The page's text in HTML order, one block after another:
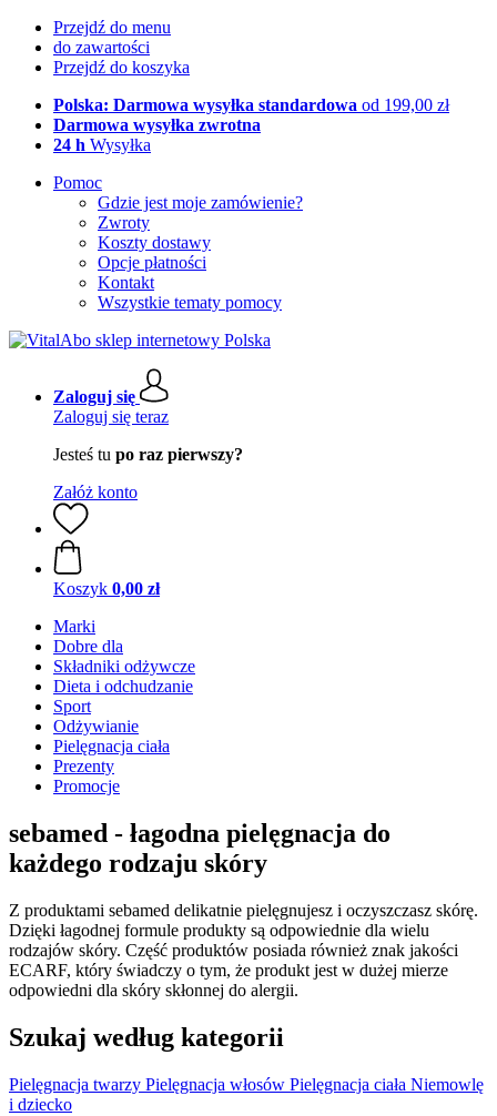
Przejdź do menu
do zawartości
Przejdź do koszyka
Polska: Darmowa wysyłka standardowa od 199,00 zł
Darmowa wysyłka zwrotna
24 h Wysyłka
Pomoc
Gdzie jest moje zamówienie?
Zwroty
Koszty dostawy
Opcje płatności
Kontakt
Wszystkie tematy pomocy
Zaloguj się
Zaloguj się teraz
Jesteś tu po raz pierwszy?
Załóż konto
Koszyk 0,00 zł
Marki
Dobre dla
Składniki odżywcze
Dieta i odchudzanie
Sport
Odżywianie
Pielęgnacja ciała
Prezenty
Promocje
sebamed - łagodna pielęgnacja do
każdego rodzaju skóry
Z produktami sebamed delikatnie pielęgnujesz i oczyszczasz skórę.
Dzięki łagodnej formule produkty są odpowiednie dla wielu
rodzajów skóry. Część produktów posiada również znak jakości
ECARF, który świadczy o tym, że produkt jest w dużej mierze
odpowiedni dla skóry skłonnej do alergii.
Szukaj według kategorii
Pielęgnacja twarzy Pielęgnacja włosów Pielęgnacja ciała Niemowlę
i dziecko